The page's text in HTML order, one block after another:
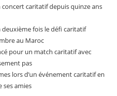
concert caritatif depuis quinze ans
fois le défi caritatif
au Maroc
pour un match caritatif avec
pas
lors d’un événement caritatif en
ses amies